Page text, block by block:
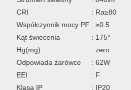
CRI
: Ra≥80
Współczynnik mocy PF : ≥0.5
Kąt świecenia
: 175°
Hg(mg)
: zero
Odpowiada żarówce
: 62W
EEI
: F
Klasa IP
: IP20